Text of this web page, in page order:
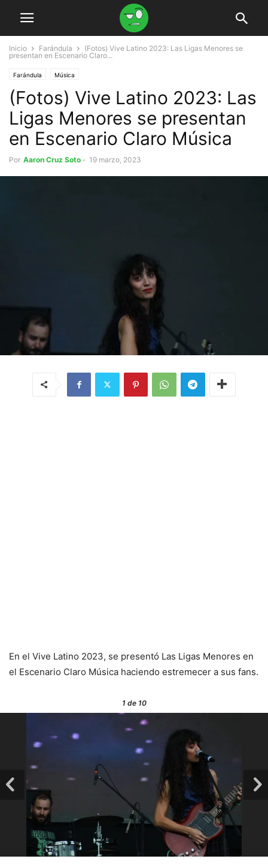
Inicio Farándula
(Fotos) Vive Latino 2023: Las Ligas Menores se
presentan en Escenario Claro...
Farándula Música
(Fotos) Vive Latino 2023: Las
Ligas Menores se presentan
en Escenario Claro Música
Por Aaron Cruz Soto - 19 marzo, 2023
En el Vive Latino 2023, se presentó Las Ligas Menores en
el Escenario Claro Música haciendo estremecer a sus fans.
1de 10